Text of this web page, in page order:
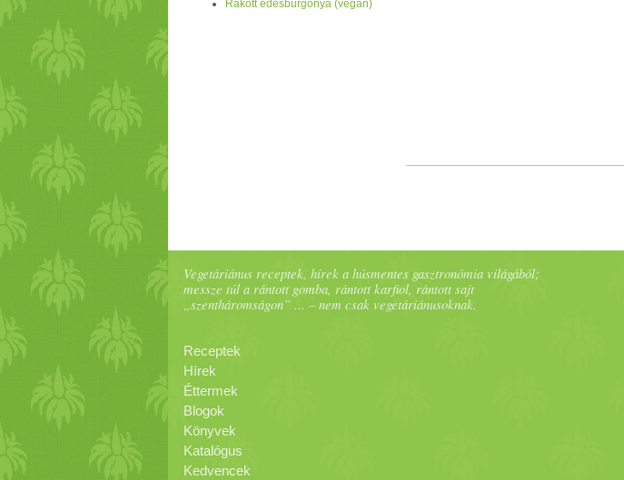
Rakott édesburgonya (vegán)
Vegetáriánus receptek, hírek a húsmentes gasztronómia világából;
messze túl a rántott gomba, rántott karfiol, rántott sajt
„szentháromságon” ... – nem csak vegetáriánusoknak.
Receptek
Hírek
Éttermek
Blogok
Könyvek
Katalógus
Kedvencek